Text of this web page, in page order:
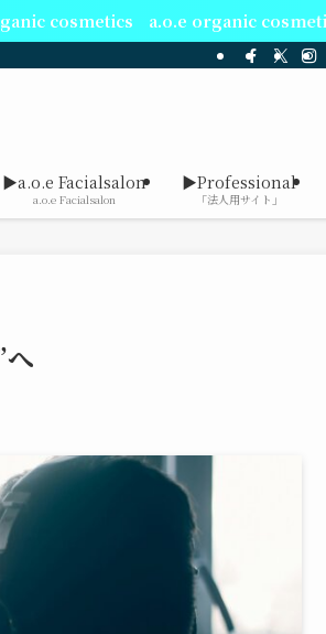
organic cosmetics a.o.e organic
▶a.o.e Facialsalon
a.o.e Facialsalon
▶Professional
「法人用サイト」